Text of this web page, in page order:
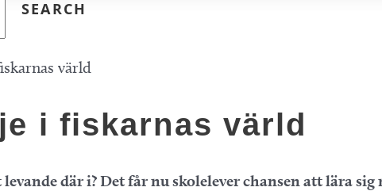
värld
i fiskarnas värld
där i? Det får nu skolelever chansen att lära